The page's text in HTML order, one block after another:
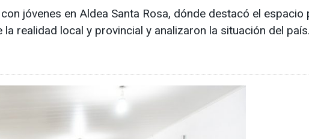
jóvenes en Aldea Santa Rosa, dónde destacó el
realidad local y provincial y analizaron la situación del país.